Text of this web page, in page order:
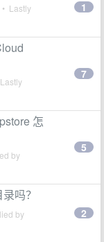
• Lastly
1
7
怎
by
5
吗？
by 2